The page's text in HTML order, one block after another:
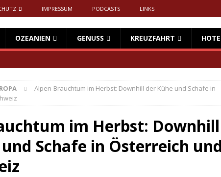
IMPRESSUM PODCASTS LINKS
OZEANIEN GENUSS KREUZFAHRT
Alpen-Brauchtum im Herbst: Downhill der Kühe und Schafe in
im Herbst: Downhill
Schafe in Österreich und